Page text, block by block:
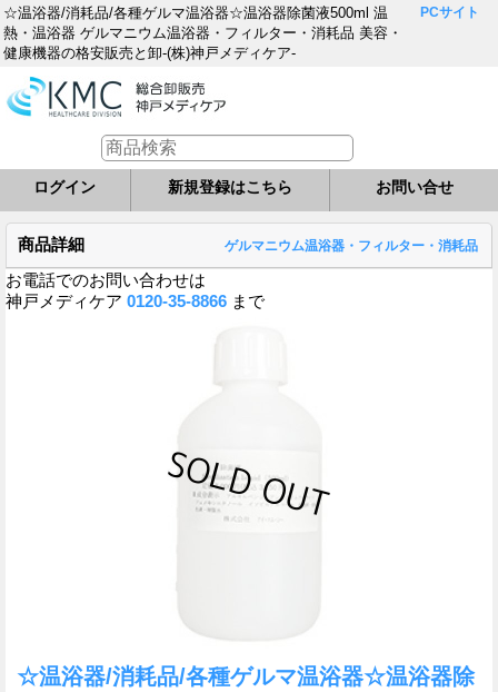
☆温浴器/消耗品/各種ゲルマ温浴器☆温浴器除菌液500ml 温
熱・温浴器 ゲルマニウム温浴器・フィルター・消耗品 美容・
健康機器の格安販売と卸-(株)神戸メディケア-
PCサイト
ログイン 新規登録はこちら お問い合せ
商品詳細 ゲルマニウム温浴器・フィルター・消耗品
お電話でのお問い合わせは
神戸メディケア 0120-35-8866 まで
☆温浴器/消耗品/各種ゲルマ温浴器☆温浴器除